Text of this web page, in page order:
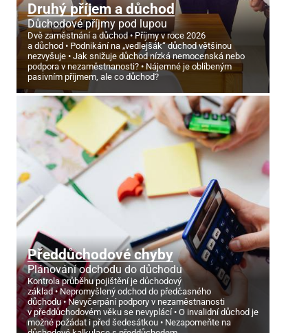
Druhý příjem a důchod
Důchodové příjmy pod lupou
Dvě zaměstnání a důchod
Příjmy v roce 2026
a důchod
Podnikání na „vedlejšák“ důchod většinou
nezvyšuje
Jak snižuje důchod nízká nemocenská nebo
podpora v nezaměstnanosti?
Nájemné je oblíbeným
pasivním příjmem, ale co důchod?
Předdůchodové chyby
Plánování odchodu do důchodu
Kontrola průběhu pojištění je důchodový
základ
Nepromyšlený odchod do předčasného
důchodu
Nevyčerpání podpory v nezaměstnanosti
v předdůchodovém věku se nevyplácí
O invalidní důchod je
možné požádat i před šedesátkou
Nezapomeňte na